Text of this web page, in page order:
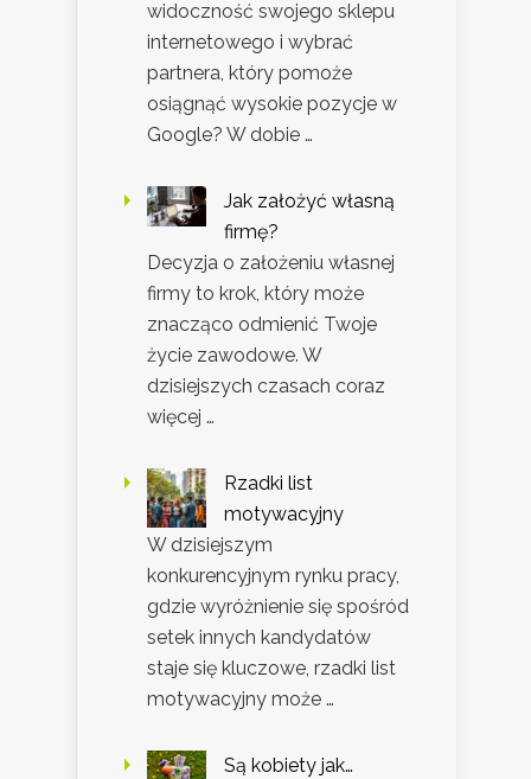
widoczność swojego sklepu
internetowego i wybrać
partnera, który pomoże
osiągnąć wysokie pozycje w
Google? W dobie …
Jak założyć własną
firmę?
Decyzja o założeniu własnej
firmy to krok, który może
znacząco odmienić Twoje
życie zawodowe. W
dzisiejszych czasach coraz
więcej …
Rzadki list
motywacyjny
W dzisiejszym
konkurencyjnym rynku pracy,
gdzie wyróżnienie się spośród
setek innych kandydatów
staje się kluczowe, rzadki list
motywacyjny może …
Są kobiety jak…